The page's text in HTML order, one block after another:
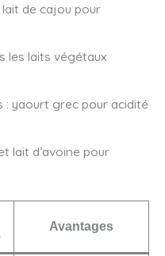
lait de cajou pour
les laits végétaux
: yaourt grec pour acidité
lait d’avoine pour
Avantages